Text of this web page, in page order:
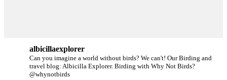
albicillaexplorer
Can you imagine a world without birds? We can't! Our Birding and
travel blog: Albicilla Explorer. Birding with Why Not Birds?
@whynotbirds